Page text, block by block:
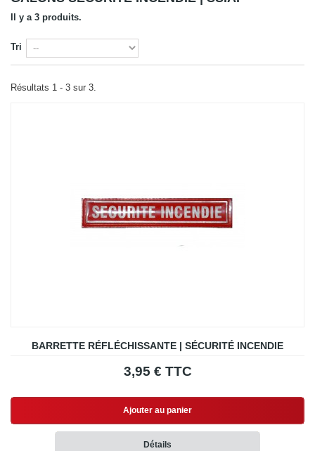
Il y a 3 produits.
Tri
Résultats 1 - 3 sur 3.
BARRETTE RÉFLÉCHISSANTE | SÉCURITÉ INCENDIE
3,95 € TTC
Ajouter au panier
Détails